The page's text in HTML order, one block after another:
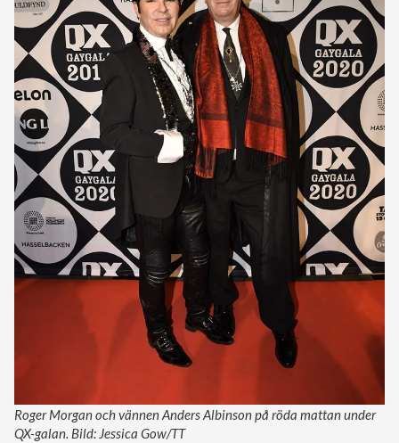
Roger Morgan och vännen Anders Albinson på röda mattan under
QX-galan. Bild: Jessica Gow/TT